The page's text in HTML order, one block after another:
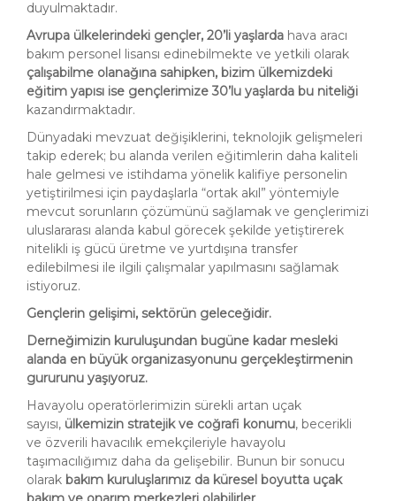
duyulmaktadır.
Avrupa ülkelerindeki gençler, 20’li yaşlarda hava aracı
bakım personel lisansı edinebilmekte ve yetkili olarak
çalışabilme olanağına sahipken, bizim ülkemizdeki
eğitim yapısı ise gençlerimize 30’lu yaşlarda bu niteliği
kazandırmaktadır.
Dünyadaki mevzuat değişiklerini, teknolojik gelişmeleri
takip ederek; bu alanda verilen eğitimlerin daha kaliteli
hale gelmesi ve istihdama yönelik kalifiye personelin
yetiştirilmesi için paydaşlarla “ortak akıl” yöntemiyle
mevcut sorunların çözümünü sağlamak ve gençlerimizi
uluslararası alanda kabul görecek şekilde yetiştirerek
nitelikli iş gücü üretme ve yurtdışına transfer
edilebilmesi ile ilgili çalışmalar yapılmasını sağlamak
istiyoruz.
Gençlerin gelişimi, sektörün geleceğidir.
Derneğimizin kuruluşundan bugüne kadar mesleki
alanda en büyük organizasyonunu gerçekleştirmenin
gururunu yaşıyoruz.
Havayolu operatörlerimizin sürekli artan uçak
sayısı, ülkemizin stratejik ve coğrafi konumu, becerikli
ve özverili havacılık emekçileriyle havayolu
taşımacılığımız daha da gelişebilir. Bunun bir sonucu
olarak bakım kuruluşlarımız da küresel boyutta uçak